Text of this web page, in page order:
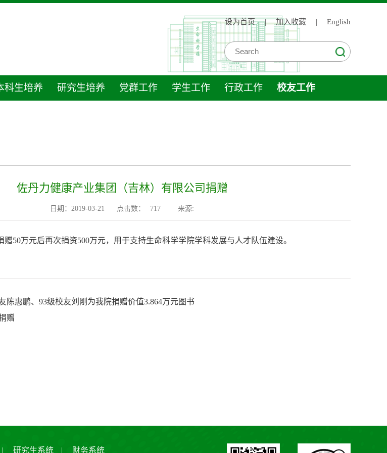
设为首页 | 加入收藏 | English
科生培养 研究生培养 党群工作 学生工作 行政工作 校友工作
佐丹力健康产业集团（吉林）有限公司捐赠
日期：2019-03-21 点击数： 717 来源:
赠50万元后再次捐资500万元，用于支持生命科学学院学科发展与人才队伍建设。
陈惠鹏、93级校友刘刚为我院捐赠价值3.864万元图书
赠
| 研究生系统 | 财务系统